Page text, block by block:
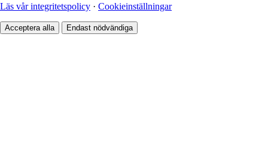
Läs vår integritetspolicy · Cookieinställningar
Acceptera alla Endast nödvändiga